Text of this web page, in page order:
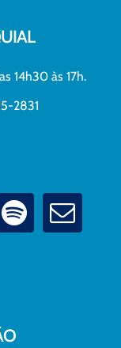
14h30 às 17h.
2831